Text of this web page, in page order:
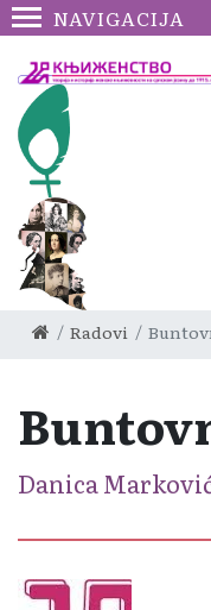
NAVIGACIJA
Radovi
Danica